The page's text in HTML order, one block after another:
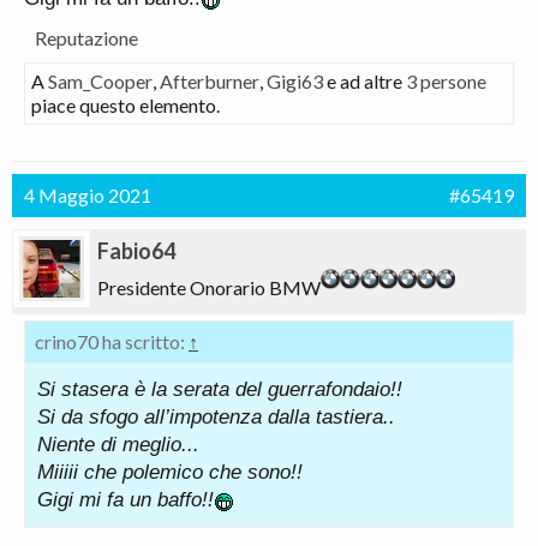
Reputazione
ASam_Cooper,Afterburner,Gigi63e ad altre 3 persone
piace questo elemento.
4 Maggio 2021 #65419
Fabio64
Presidente Onorario BMW
crino70 ha scritto: ↑
Si stasera è la serata del guerrafondaio!!
Si da sfogo all’impotenza dalla tastiera..
Niente di meglio...
Miiiii che polemico che sono!!
Gigi mi fa un baffo!!